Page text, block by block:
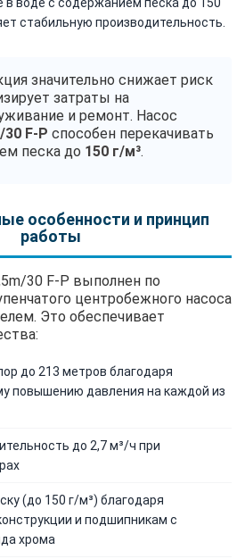
стабильную производительность.
значительно снижает риск
затраты на
и ремонт. Насос
30 F-P способен перекачивать
песка до 150 г/м³.
особенности и принцип
работы
30 F-P выполнен по
центробежного насоса
Это обеспечивает
до 213 метров благодаря
повышению давления на каждой из
до 2,7 м³/ч при
(до 150 г/м³) благодаря
и подшипникам с
хрома